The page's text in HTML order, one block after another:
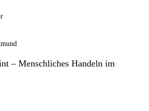
– Menschliches Handeln im